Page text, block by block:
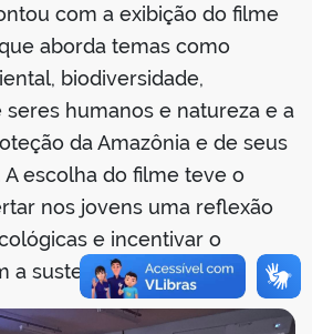
com a exibição do filme
que aborda temas como
biodiversidade,
humanos e natureza e a
da Amazônia e de seus
escolha do filme teve o
nos jovens uma reflexão
e incentivar o
a sustentabilidade.